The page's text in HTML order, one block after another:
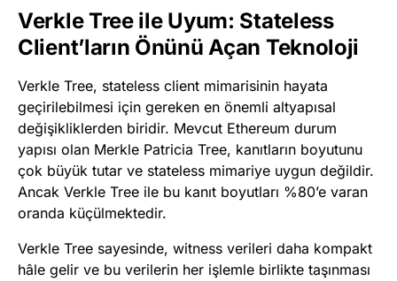
Verkle Tree ile Uyum: Stateless
Client’ların Önünü Açan Teknoloji
Verkle Tree, stateless client mimarisinin hayata
geçirilebilmesi için gereken en önemli altyapısal
değişikliklerden biridir. Mevcut Ethereum durum
yapısı olan Merkle Patricia Tree, kanıtların boyutunu
çok büyük tutar ve stateless mimariye uygun değildir.
Ancak Verkle Tree ile bu kanıt boyutları %80’e varan
oranda küçülmektedir.
Verkle Tree sayesinde, witness verileri daha kompakt
hâle gelir ve bu verilerin her işlemle birlikte taşınması